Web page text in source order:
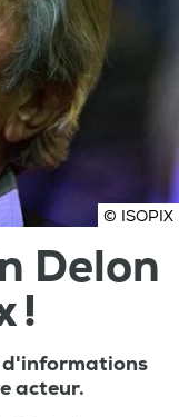
© ISOPIX
Delon
!
d'informations
acteur.